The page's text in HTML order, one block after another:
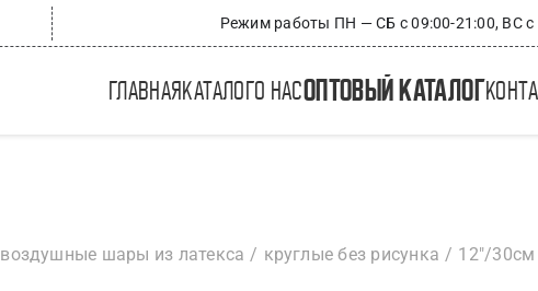
Режим работы ПН — СБ с 09:00-21:00, ВС с
главная каталого насоптовый каталог
воздушные шары из латекса круглые без рисунка 12"/30см